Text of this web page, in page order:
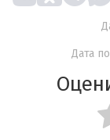
Дата